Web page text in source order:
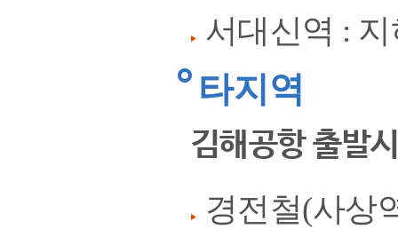
서대신역 :
타지역
김해공항 출발
경전철(사상